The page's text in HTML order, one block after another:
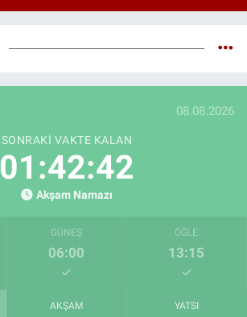
08.08.2026
SONRAKI VAKTE KALAN
01:42:41
Akşam Namazı
GÜNEŞ
06:00
ÖĞLE
13:15
AKŞAM YATSI